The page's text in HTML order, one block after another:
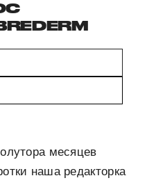
месяцев
наша редакторка